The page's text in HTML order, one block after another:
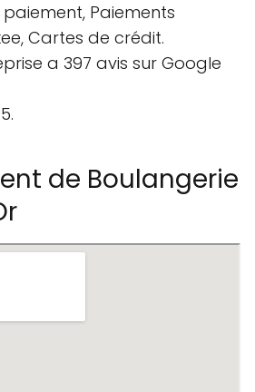
Paiements
Cartes de crédit.
a 397 avis sur Google
de Boulangerie